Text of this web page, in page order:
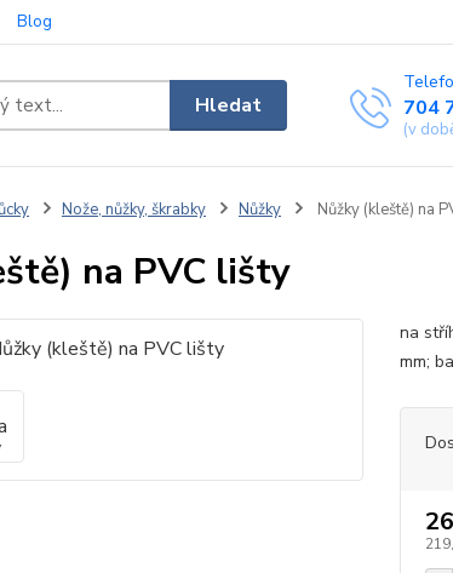
Blog
Hledat 704
(v
Nože, nůžky, škrabky Nůžky Nůžky (kleště) na
na PVC lišty
na
mm;